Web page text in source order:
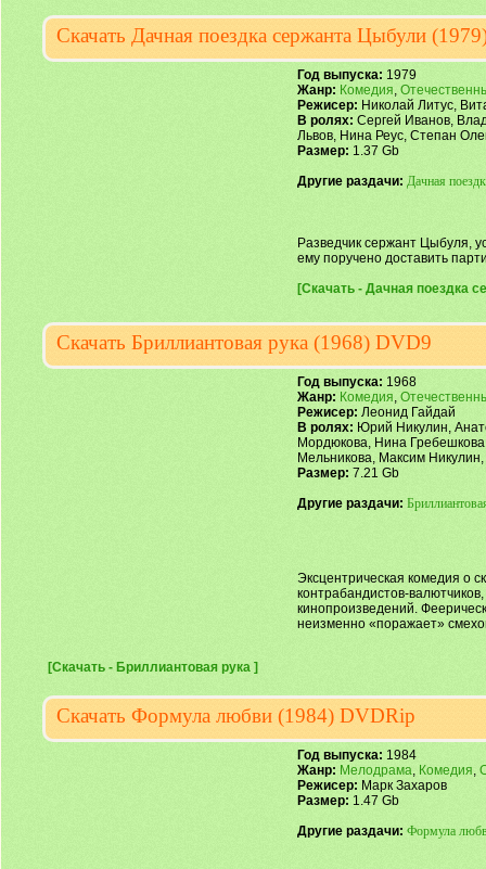
Скачать Дачная поездка сержанта Цыбули
Год выпуска: 1979
Жанр: Комедия,
Режисер: Николай Литус,
В ролях: Сергей Иванов,
Львов, Нина Реус, Степан
Размер: 1.37 Gb
Другие раздачи: Дачная
Разведчик сержант Цыбуля,
ему поручено доставить
[Скачать - Дачная поездка
Скачать Бриллиантовая рука (1968) DVD9
Год выпуска: 1968
Жанр: Комедия,
Режисер: Леонид Гайдай
В ролях: Юрий Никулин,
Мордюкова, Нина
Мельникова, Максим
Размер: 7.21 Gb
Другие раздачи:
Эксцентрическая комедия о
контрабандистов-
кинопроизведений.
неизменно «поражает»
[Скачать - Бриллиантовая рука ]
Скачать Формула любви (1984) DVDRip
Год выпуска: 1984
Жанр: Мелодрама, Комедия,
Режисер: Марк Захаров
Размер: 1.47 Gb
Другие раздачи: Формула